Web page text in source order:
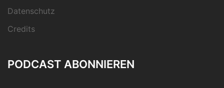
Datenschutz
Credits
PODCAST ABONNIEREN